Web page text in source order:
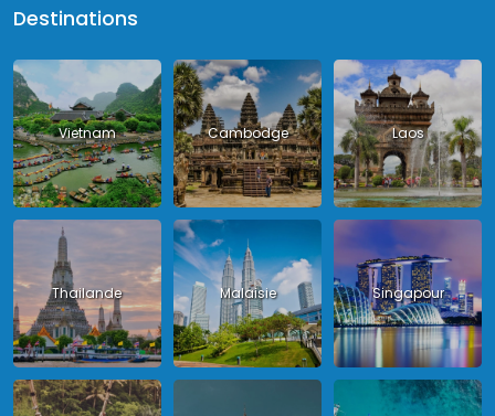
Destinations
Vietnam Cambodge Laos
Thailande Malaisie Singapour